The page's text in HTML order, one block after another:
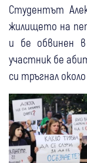
Студентът
жилището на
и бе обвинен
участник бе
си тръгнал